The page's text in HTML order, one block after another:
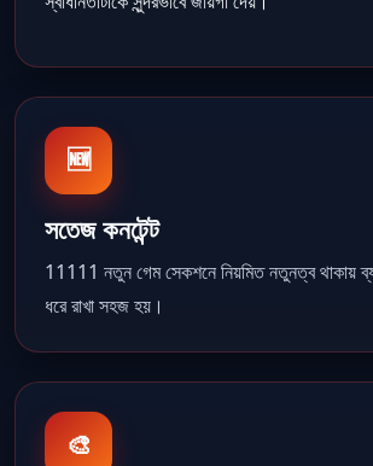
🆕
সতেজ কনটেন্ট
11111 নতুন গেম সেকশনে নিয়মিত নতুনত্ব থাকায়
ধরে রাখা সহজ হয়।
🎨